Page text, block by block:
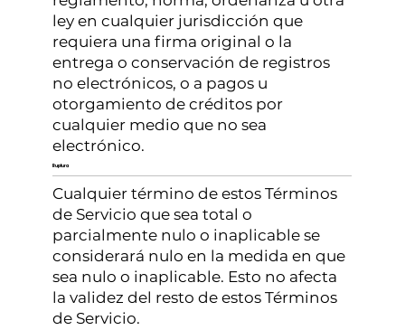
ley en cualquier jurisdicción que
requiera una firma original o la
entrega o conservación de registros
no electrónicos, o a pagos u
otorgamiento de créditos por
cualquier medio que no sea
electrónico.
Ruptura
Cualquier término de estos Términos
de Servicio que sea total o
parcialmente nulo o inaplicable se
considerará nulo en la medida en que
sea nulo o inaplicable. Esto no afecta
la validez del resto de estos Términos
de Servicio.